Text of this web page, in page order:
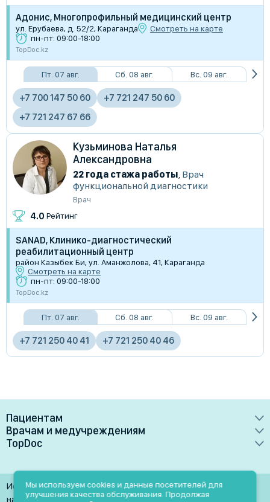
Адонис, Многопрофильный медицинский центр
ул. Ерубаева, д. 52/2, Караганда
Смотреть на карте
пн-пт: 09:00-18:00
TopDoc.kz
Пт. 07 авг. Сб. 08 авг. Вс. 09 авг.
+7 700 147 50 60
+7 721 247 50 60
+7 721 247 67 66
Кузьминова Наталья
Александровна
22 года стажа работы, Врач
функциональной диагностики
Врач
4.0 Рейтинг
SANAD, Клинико-диагностический
реабилитационный центр
район Казыбек Би, ул. Аманжолова, 41, Караганда
Смотреть на карте
пн-пт: 09:00-18:00
TopDoc.kz
Пт. 07 авг. Сб. 08 авг. Вс. 09 авг.
+7 721 250 40 41 +7 721 250 40 46
Пациентам
Врачи
Клиники
Лаборатории
Услуги
Врачам и медучреждениям
Преимущества
Медучреждениям
TopDoc
Контакты
Помощь
Использование материалов разрешено только при
наличии активной ссылки на источник
Мы используем cookies и данные посетителей для
улучшения качества обслуживания. Продолжая